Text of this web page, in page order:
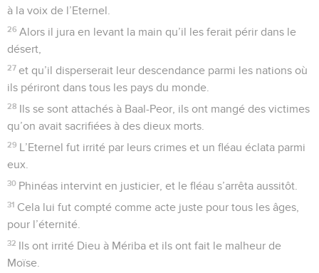
à la voix de l’Eternel.
26 Alors il jura en levant la main qu’il les ferait périr dans le
désert,
27 et qu’il disperserait leur descendance parmi les nations où
ils périront dans tous les pays du monde.
28 Ils se sont attachés à Baal-Peor, ils ont mangé des victimes
qu’on avait sacrifiées à des dieux morts.
29 L’Eternel fut irrité par leurs crimes et un fléau éclata parmi
eux.
30 Phinéas intervint en justicier, et le fléau s’arrêta aussitôt.
31 Cela lui fut compté comme acte juste pour tous les âges,
pour l’éternité.
32 Ils ont irrité Dieu à Mériba et ils ont fait le malheur de
Moïse.